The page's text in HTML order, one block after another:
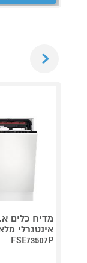
מדיח כלים
FSE73507P